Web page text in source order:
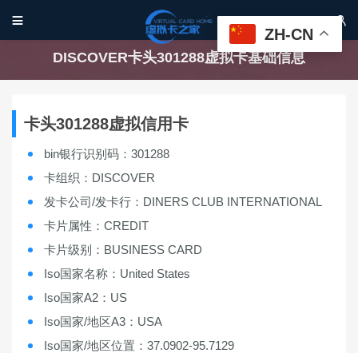
 
DISCOVER卡头301288虚拟卡基础信息
卡头301288虚拟信用卡
bin银行识别码：301288
卡组织：DISCOVER
发卡公司/发卡行：DINERS CLUB INTERNATIONAL
卡片属性：CREDIT
卡片级别：BUSINESS CARD
Iso国家名称：United States
Iso国家A2：US
Iso国家/地区A3：USA
Iso国家/地区位置：37.0902-95.7129
ZH-CN